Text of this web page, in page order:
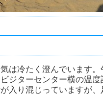
は冷たく澄んでいます
ジターセンター横の温
入り混じっていますが